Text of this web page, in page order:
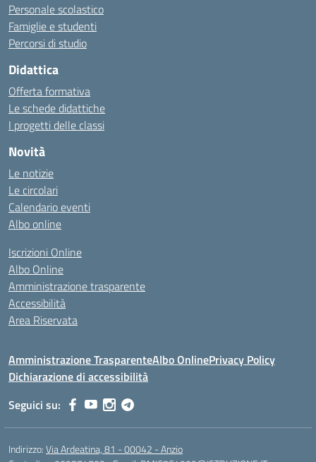
Personale scolastico
Famiglie e studenti
Percorsi di studio
Didattica
Offerta formativa
Le schede didattiche
I progetti delle classi
Novità
Le notizie
Le circolari
Calendario eventi
Albo online
Iscrizioni Online
Albo Online
Amministrazione trasparente
Accessibilità
Area Riservata
Amministrazione TrasparenteAlbo OnlinePrivacy Policy
Dichiarazione di accessibilità
Seguici su:
Indirizzo:Via Ardeatina, 81 - 00042 - Anzio